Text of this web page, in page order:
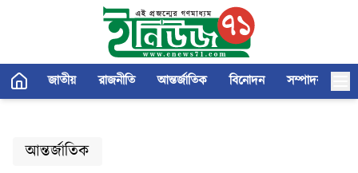
জাতীয় রাজনীতি আন্তর্জাতিক বিনোদন সম্পাদকীয়
আন্তর্জাতিক